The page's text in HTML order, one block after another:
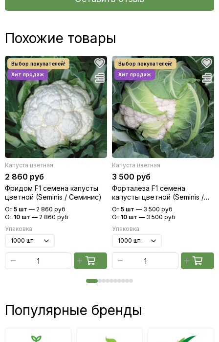
Похожие товары
Капуста цветная
2 860 руб
Фридом F1 семена капусты
цветной (Seminis / Семинис)
От 5 шт — 2 860 руб
От 10 шт — 2 860 руб
Упаковка
Капуста цветная
3 500 руб
Форталеза F1 семена
капусты цветной (Seminis /
Семинис)
От 5 шт — 3 500 руб
От 10 шт — 3 500 руб
Упаковка
Популярные бренды